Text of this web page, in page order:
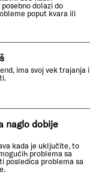
dolazi do
poput kvara ili
ima svoj vek trajanja i
naglo dobije
kada je uključite, to
problema sa
posledica problema sa